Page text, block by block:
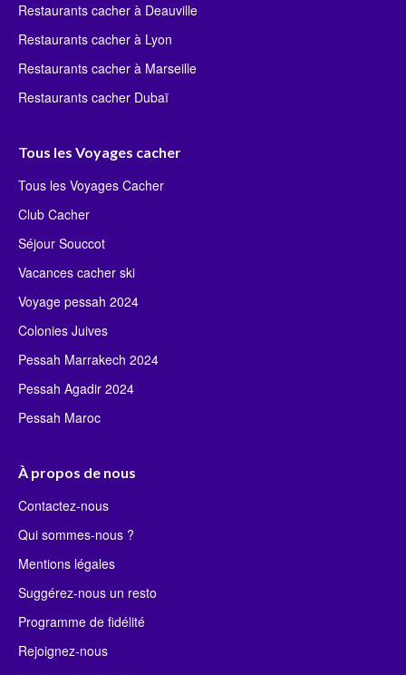
Restaurants cacher à Deauville
Restaurants cacher à Lyon
Restaurants cacher à Marseille
Restaurants cacher Dubaï
Tous les Voyages cacher
Tous les Voyages Cacher
Club Cacher
Séjour Souccot
Vacances cacher ski
Voyage pessah 2024
Colonies Juives
Pessah Marrakech 2024
Pessah Agadir 2024
Pessah Maroc
À propos de nous
Contactez-nous
Qui sommes-nous ?
Mentions légales
Suggérez-nous un resto
Programme de fidélité
Rejoignez-nous